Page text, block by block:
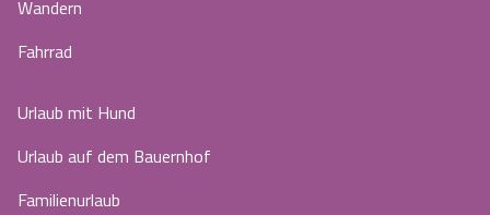
Wandern
Fahrrad
Urlaub mit Hund
Urlaub auf dem Bauernhof
Familienurlaub